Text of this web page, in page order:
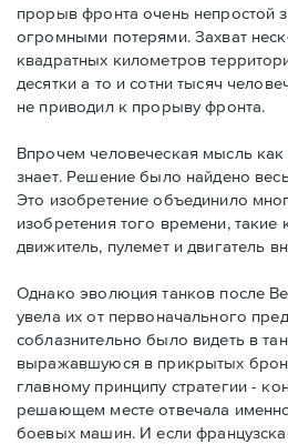
прорыв фронта очень непростой
огромными потерями. Захват
квадратных километров
десятки а то и сотни тысяч
не приводил к прорыву фронта.
Впрочем человеческая мысль как
знает. Решение было найдено
Это изобретение объединило
изобретения того времени, такие
движитель, пулемет и двигатель
Однако эволюция танков после
увела их от первоначального
соблазнительно было видеть в
выражавшуюся в прикрытых
главному принципу стратегии -
решающем месте отвечала
боевых машин. И если